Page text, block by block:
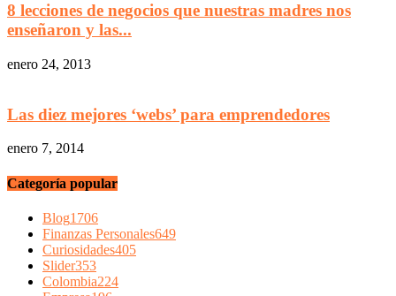
8 lecciones de negocios que nuestras madres nos
enseñaron y las...
enero 24, 2013
Las diez mejores ‘webs’ para emprendedores
enero 7, 2014
Categoría popular
Blog1706
Finanzas Personales649
Curiosidades405
Slider353
Colombia224